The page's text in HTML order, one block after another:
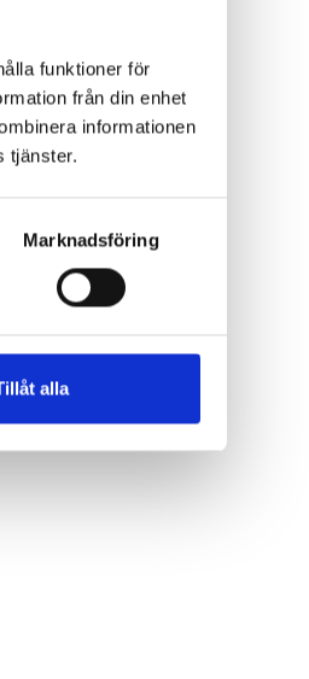
funktioner för
från din enhet
informationen
tjänster.
Marknadsföring
alla